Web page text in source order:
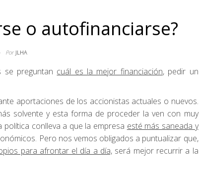
o autofinanciarse?
Por JLHA
se preguntan cuál es la mejor financiación, pedir un
aportaciones de los accionistas actuales o nuevos.
solvente y esta forma de proceder la ven con muy
conlleva a que la empresa esté más saneada y
Pero nos vemos obligados a puntualizar que,
para afrontar el día a día, será mejor recurrir a la